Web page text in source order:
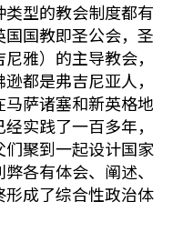
型的教会制度都有
国教即圣公会，圣
雅）的主导教会，
都是弗吉尼亚人，
萨诸塞和新英格地
实践了一百多年，
聚到一起设计国家
各有体会、阐述、
成了综合性政治体